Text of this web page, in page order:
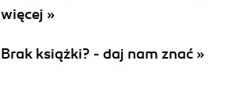
więcej »
Brak książki? - daj nam znać »